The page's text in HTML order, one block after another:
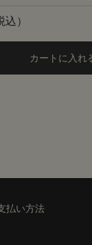
込）
カートに入れ
払い方法